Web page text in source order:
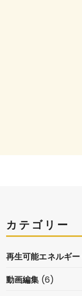
カテゴリー
再生可能エネルギー
動画編集 (6)